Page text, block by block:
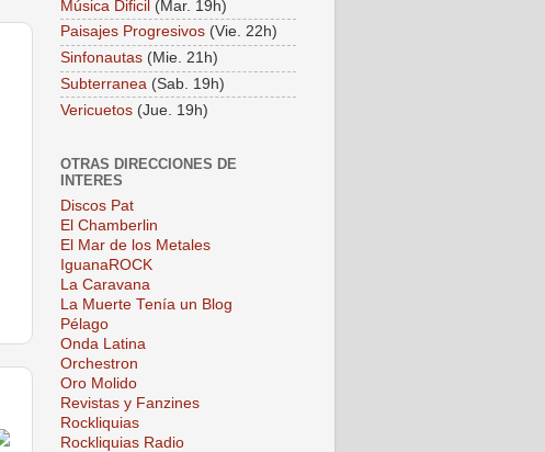
Música Dificil (Mar. 19h)
Paisajes Progresivos (Vie. 22h)
Sinfonautas (Mie. 21h)
Subterranea (Sab. 19h)
Vericuetos (Jue. 19h)
OTRAS DIRECCIONES DE
INTERES
Discos Pat
El Chamberlin
El Mar de los Metales
IguanaROCK
La Caravana
La Muerte Tenía un Blog
Pélago
Onda Latina
Orchestron
Oro Molido
Revistas y Fanzines
Rockliquias
Rockliquias Radio